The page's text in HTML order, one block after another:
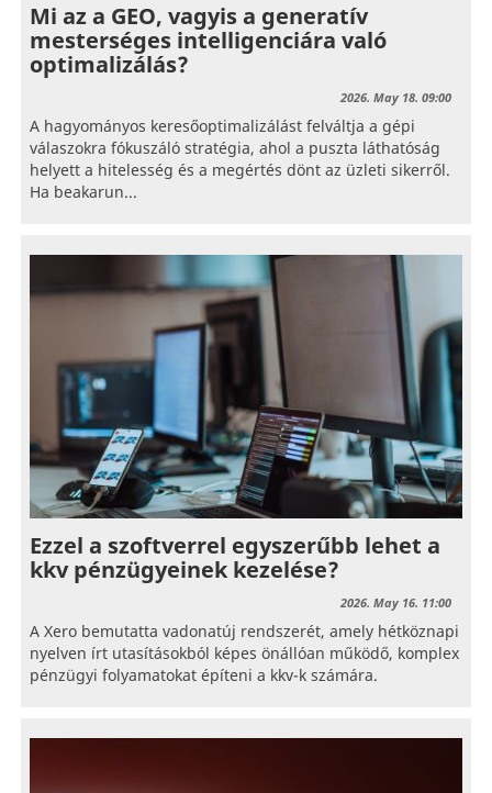
Mi az a GEO, vagyis a generatív
mesterséges intelligenciára való
optimalizálás?
2026. May 18. 09:00
A hagyományos keresőoptimalizálást felváltja a gépi
válaszokra fókuszáló stratégia, ahol a puszta láthatóság
helyett a hitelesség és a megértés dönt az üzleti sikerről.
Ha beakarun...
Ezzel a szoftverrel egyszerűbb lehet a
kkv pénzügyeinek kezelése?
2026. May 16. 11:00
A Xero bemutatta vadonatúj rendszerét, amely hétköznapi
nyelven írt utasításokból képes önállóan működő, komplex
pénzügyi folyamatokat építeni a kkv-k számára.